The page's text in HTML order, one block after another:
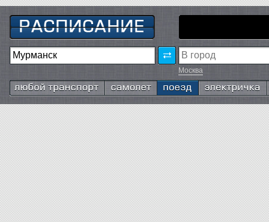
Москва
Любой транспорт Самолёт Поезд Электричка